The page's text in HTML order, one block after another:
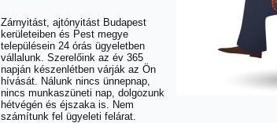
Zárnyitást, ajtónyitást Budapest
kerületeiben és Pest megye
településein 24 órás ügyeletben
vállalunk. Szerelőink az év 365
napján készenlétben várják az Ön
hívását. Nálunk nincs ünnepnap,
nincs munkaszüneti nap, dolgozunk
hétvégén és éjszaka is. Nem
számítunk fel ügyeleti felárat.